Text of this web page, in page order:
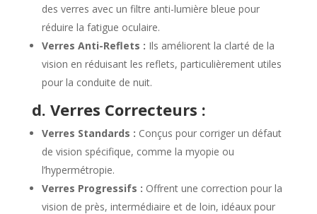
des verres avec un filtre anti-lumière bleue pour
réduire la fatigue oculaire.
Verres Anti-Reflets : Ils améliorent la clarté de la
vision en réduisant les reflets, particulièrement utiles
pour la conduite de nuit.
d. Verres Correcteurs :
Verres Standards : Conçus pour corriger un défaut
de vision spécifique, comme la myopie ou
l’hypermétropie.
Verres Progressifs : Offrent une correction pour la
vision de près, intermédiaire et de loin, idéaux pour